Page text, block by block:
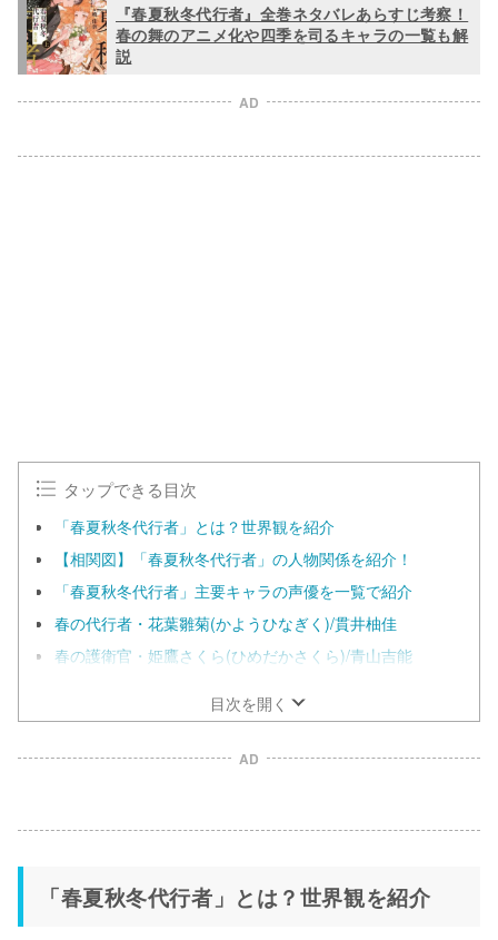
『春夏秋冬代行者』全巻ネタバレあらすじ考察！
春の舞のアニメ化や四季を司るキャラの一覧も解
説
AD
タップできる目次
「春夏秋冬代行者」とは？世界観を紹介
【相関図】「春夏秋冬代行者」の人物関係を紹介！
「春夏秋冬代行者」主要キャラの声優を一覧で紹介
春の代行者・花葉雛菊(かようひなぎく)/貫井柚佳
春の護衛官・姫鷹さくら(ひめだかさくら)/青山吉能
目次を開く
AD
「春夏秋冬代行者」とは？世界観を紹介